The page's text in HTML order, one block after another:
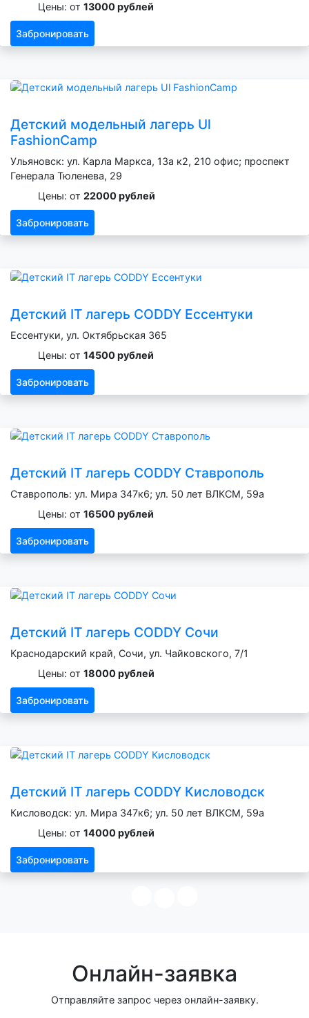
Цены: от 13000 рублей
Забронировать
Детский модельный лагерь Ul
FashionCamp
Ульяновск: ул. Карла Маркса, 13а к2, 210 офис; проспект
Генерала Тюленева, 29
Цены: от 22000 рублей
Забронировать
Детский IT лагерь CODDY Ессентуки
Ессентуки, ул. Октябрьская 365
Цены: от 14500 рублей
Забронировать
Детский IT лагерь CODDY Ставрополь
Ставрополь: ул. Мира 347к6; ул. 50 лет ВЛКСМ, 59а
Цены: от 16500 рублей
Забронировать
Детский IT лагерь CODDY Сочи
Краснодарский край, Сочи, ул. Чайковского, 7/1
Цены: от 18000 рублей
Забронировать
Детский IT лагерь CODDY Кисловодск
Кисловодск: ул. Мира 347к6; ул. 50 лет ВЛКСМ, 59а
Цены: от 14000 рублей
Забронировать
Онлайн-заявка
Отправляйте запрос через онлайн-заявку.